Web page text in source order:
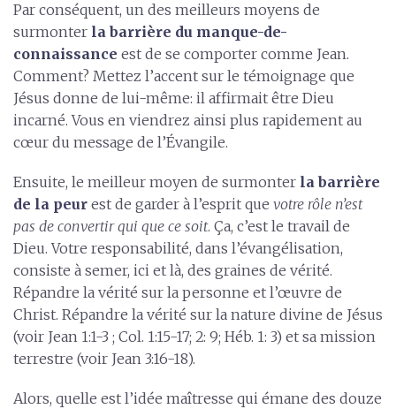
Par conséquent, un des meilleurs moyens de
surmonter la barrière du manque-de-
connaissance est de se comporter comme Jean.
Comment? Mettez l’accent sur le témoignage que
Jésus donne de lui-même: il affirmait être Dieu
incarné. Vous en viendrez ainsi plus rapidement au
cœur du message de l’Évangile.
Ensuite, le meilleur moyen de surmonter la barrière
de la peur est de garder à l’esprit que votre rôle n’est
pas de convertir qui que ce soit. Ça, c’est le travail de
Dieu. Votre responsabilité, dans l’évangélisation,
consiste à semer, ici et là, des graines de vérité.
Répandre la vérité sur la personne et l’œuvre de
Christ. Répandre la vérité sur la nature divine de Jésus
(voir Jean 1:1-3 ; Col. 1:15-17; 2: 9; Héb. 1: 3) et sa mission
terrestre (voir Jean 3:16-18).
Alors, quelle est l’idée maîtresse qui émane des douze